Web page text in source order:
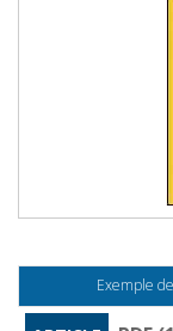
Exemple